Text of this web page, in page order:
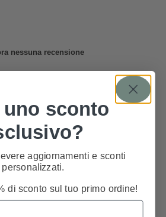
nessuna recensione
uno sconto
aggiornamenti e sconti
personalizzati.
di sconto sul tuo primo ordine!